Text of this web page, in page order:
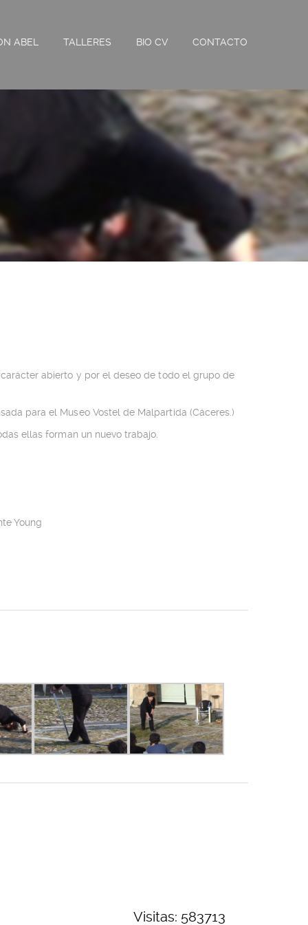
ABEL TALLERES BIO CV CONTACTO
abierto y por el deseo de todo el grupo de
para el Museo Vostel de Malpartida (Cáceres.)
ellas forman un nuevo trabajo.
Young
Visitas: 583713